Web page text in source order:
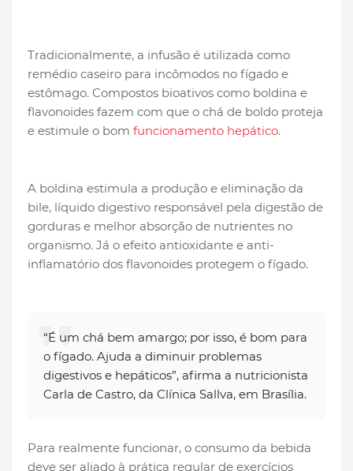
Tradicionalmente, a infusão é utilizada como
remédio caseiro para incômodos no fígado e
estômago. Compostos bioativos como boldina e
flavonoides fazem com que o chá de boldo proteja
e estimule o bom funcionamento hepático.
A boldina estimula a produção e eliminação da
bile, líquido digestivo responsável pela digestão de
gorduras e melhor absorção de nutrientes no
organismo. Já o efeito antioxidante e anti-
inflamatório dos flavonoides protegem o fígado.
“É um chá bem amargo; por isso, é bom para
o fígado. Ajuda a diminuir problemas
digestivos e hepáticos”, afirma a nutricionista
Carla de Castro, da Clínica Sallva, em Brasília.
Para realmente funcionar, o consumo da bebida
deve ser aliado à prática regular de exercícios